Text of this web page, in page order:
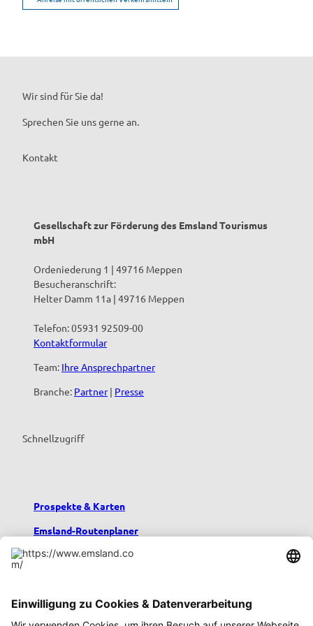
Wir sind für Sie da!
Sprechen Sie uns gerne an.
Kontakt
Gesellschaft zur Förderung des Emsland Tourismus
mbH
Ordeniederung 1 | 49716 Meppen
Besucheranschrift:
Helter Damm 11a | 49716 Meppen
Telefon: 05931 92509-00
Kontaktformular
Team: Ihre Ansprechpartner
Branche: Partner| Presse
Schnellzugriff
Prospekte & Karten
Emsland-Routenplaner
Emsland-Blog
Urlaub mit Kindern